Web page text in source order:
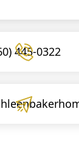
445-0322